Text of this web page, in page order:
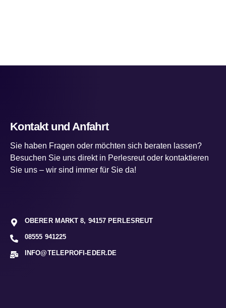
Kontakt und Anfahrt
Sie haben Fragen oder möchten sich beraten lassen?
Besuchen Sie uns direkt in Perlesreut oder kontaktieren
Sie uns – wir sind immer für Sie da!
OBERER MARKT 8, 94157 PERLESREUT
08555 941225
INFO@TELEPROFI-EDER.DE